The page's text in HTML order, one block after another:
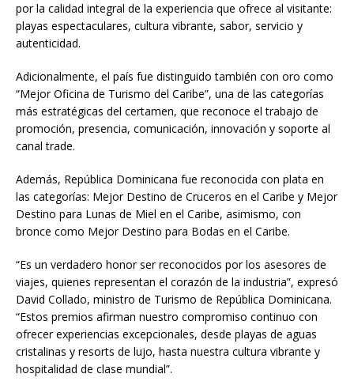
por la calidad integral de la experiencia que ofrece al visitante:
playas espectaculares, cultura vibrante, sabor, servicio y
autenticidad.
Adicionalmente, el país fue distinguido también con oro como
“Mejor Oficina de Turismo del Caribe”, una de las categorías
más estratégicas del certamen, que reconoce el trabajo de
promoción, presencia, comunicación, innovación y soporte al
canal trade.
Además, República Dominicana fue reconocida con plata en
las categorías: Mejor Destino de Cruceros en el Caribe y Mejor
Destino para Lunas de Miel en el Caribe, asimismo, con
bronce como Mejor Destino para Bodas en el Caribe.
“Es un verdadero honor ser reconocidos por los asesores de
viajes, quienes representan el corazón de la industria”, expresó
David Collado, ministro de Turismo de República Dominicana.
“Estos premios afirman nuestro compromiso continuo con
ofrecer experiencias excepcionales, desde playas de aguas
cristalinas y resorts de lujo, hasta nuestra cultura vibrante y
hospitalidad de clase mundial”.